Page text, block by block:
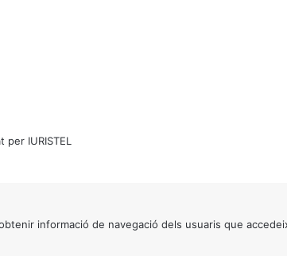
per IURISTEL
informació de navegació dels usuaris que